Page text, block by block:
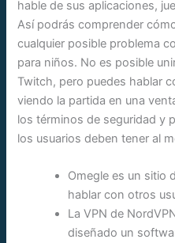
hable de sus aplicaciones,
Así podrás comprender
cualquier posible problema
para niños. No es posible
Twitch, pero puedes hablar
viendo la partida en una
los términos de seguridad y
los usuarios deben tener al
Omegle es un sitio
hablar con otros
La VPN de
diseñado un